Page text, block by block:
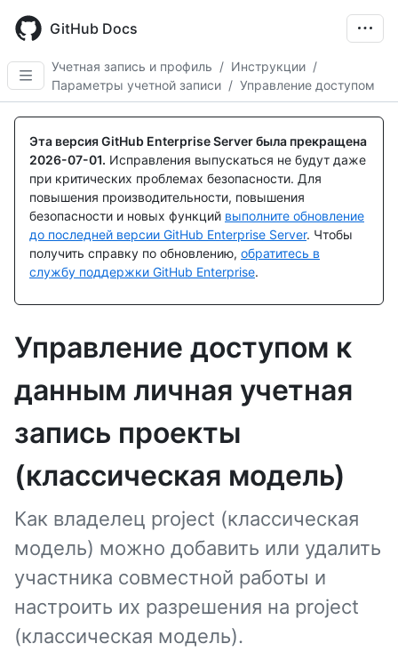
main
content
GitHub Docs
Учетная запись и профиль / Инструкции /
Параметры учетной записи / Управление доступом
Эта версия GitHub Enterprise Server была прекращена
2026-07-01. Исправления выпускаться не будут даже
при критических проблемах безопасности. Для
повышения производительности, повышения
безопасности и новых функций выполните обновление
до последней версии GitHub Enterprise Server. Чтобы
получить справку по обновлению, обратитесь в
службу поддержки GitHub Enterprise.
Управление доступом к
данным личная учетная
запись проекты
(классическая модель)
Как владелец project (классическая
модель) можно добавить или удалить
участника совместной работы и
настроить их разрешения на project
(классическая модель).